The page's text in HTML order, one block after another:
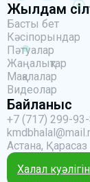
Жылдам
Басты бет
Кәсіпорындар
Пәтуалар
Жаңалықтар
Мақалалар
Видеолар
Байланыс
+7 (717) 299-
Астана,
Халал